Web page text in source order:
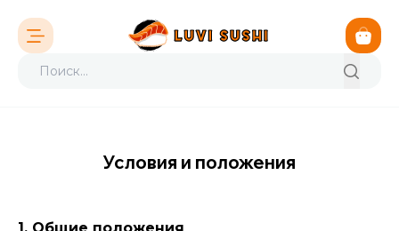
Условия и положения